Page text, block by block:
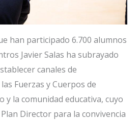
han participado 6.700 alumnos
Javier Salas ha subrayado
canales de
Fuerzas y Cuerpos de
y la comunidad educativa, cuyo
Director para la convivencia